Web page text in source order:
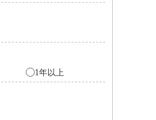
1年以上